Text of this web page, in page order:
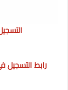
2024